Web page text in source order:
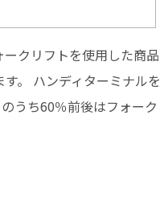
クリフトを使用した商品
。 ハンディターミナルを
うち60％前後はフォーク